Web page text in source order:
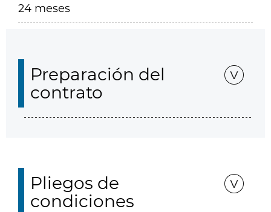
24 meses
Preparación del
contrato
Pliegos de
condiciones